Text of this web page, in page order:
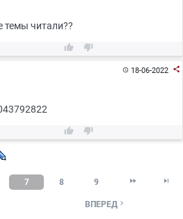
темы читали??
 
18-06-2022 
 
7 8 9  
ВПЕРЕД 